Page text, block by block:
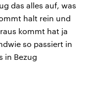
das alles auf, was
halt rein und
kommt hat ja
so passiert in
in Bezug